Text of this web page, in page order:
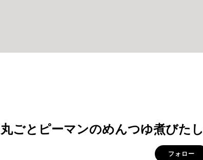
丸ごとピーマンのめんつゆ煮びたし
フォロー